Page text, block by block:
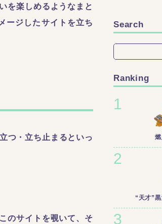
を楽しめるようなまと
ージしたサイトを立ち
立つ・立ち止まるといっ
のサイトを覗いて、そ
Search
Ranking
燃
“天才”